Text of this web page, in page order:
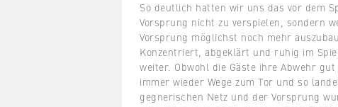
So deutlich hatten wir uns das vor dem
Vorsprung nicht zu verspielen, sondern
Vorsprung möglichst noch mehr
Konzentriert, abgeklärt und ruhig im
weiter. Obwohl die Gäste ihre Abwehr
immer wieder Wege zum Tor und so
gegnerischen Netz und der Vorsprung